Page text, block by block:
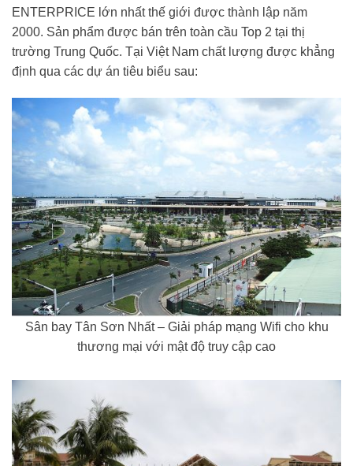
ENTERPRICE lớn nhất thế giới được thành lập năm
2000. Sản phẩm được bán trên toàn cầu Top 2 tại thị
trường Trung Quốc. Tại Việt Nam chất lượng được khẳng
định qua các dự án tiêu biểu sau:
Sân bay Tân Sơn Nhất – Giải pháp mạng Wifi cho khu
thương mại với mật độ truy cập cao